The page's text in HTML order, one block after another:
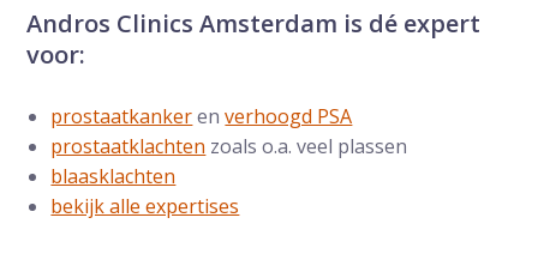
Andros Clinics Amsterdam is dé expert
voor:
prostaatkankerenverhoogd PSA
prostaatklachten zoals o.a. veel plassen
blaasklachten
bekijk alle expertises